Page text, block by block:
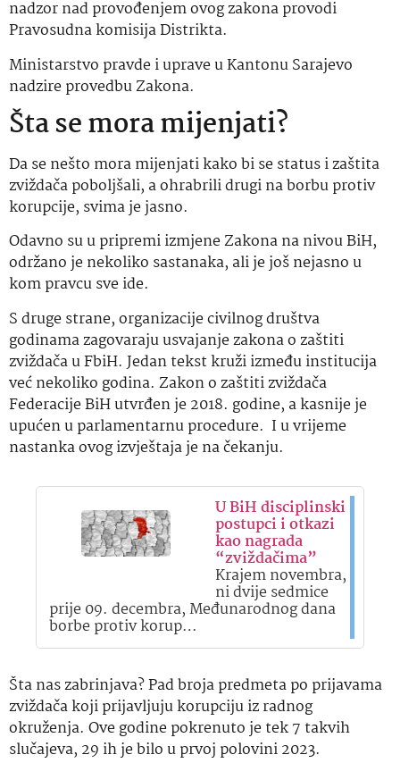
nadzor nad provođenjem ovog zakona provodi
Pravosudna komisija Distrikta.
Ministarstvo pravde i uprave u Kantonu Sarajevo
nadzire provedbu Zakona.
Šta se mora mijenjati?
Da se nešto mora mijenjati kako bi se status i zaštita
zviždača poboljšali, a ohrabrili drugi na borbu protiv
korupcije, svima je jasno.
Odavno su u pripremi izmjene Zakona na nivou BiH,
održano je nekoliko sastanaka, ali je još nejasno u
kom pravcu sve ide.
S druge strane, organizacije civilnog društva
godinama zagovaraju usvajanje zakona o zaštiti
zviždača u FbiH. Jedan tekst kruži između institucija
već nekoliko godina. Zakon o zaštiti zviždača
Federacije BiH utvrđen je 2018. godine, a kasnije je
upućen u parlamentarnu procedure. I u vrijeme
nastanka ovog izvještaja je na čekanju.
U BiH disciplinski
postupci i otkazi
kao nagrada
“zviždačima”
Krajem novembra,
ni dvije sedmice
prije 09. decembra, Međunarodnog dana
borbe protiv korup…
Šta nas zabrinjava? Pad broja predmeta po prijavama
zviždača koji prijavljuju korupciju iz radnog
okruženja. Ove godine pokrenuto je tek 7 takvih
slučajeva, 29 ih je bilo u prvoj polovini 2023.